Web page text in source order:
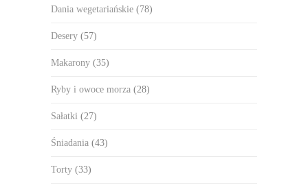
Dania wegetariańskie (78)
Desery (57)
Makarony (35)
Ryby i owoce morza (28)
Sałatki (27)
Śniadania (43)
Torty (33)